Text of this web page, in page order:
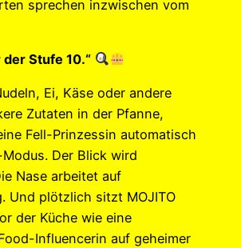
sprechen inzwischen vom
der Stufe 10.“
Ei, Käse oder andere
Zutaten in der Pfanne,
Fell-Prinzessin automatisch
Der Blick wird
Nase arbeitet auf
Und plötzlich sitzt MOJITO
der Küche wie eine
Influencerin auf geheimer